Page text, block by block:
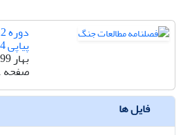
پیاپی 4
بهار 1399
صفحه
فایل ها